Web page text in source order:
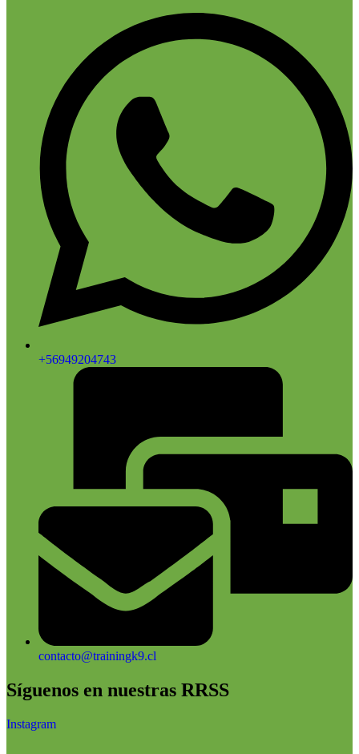
+56949204743
contacto@trainingk9.cl
Síguenos en nuestras RRSS
Instagram